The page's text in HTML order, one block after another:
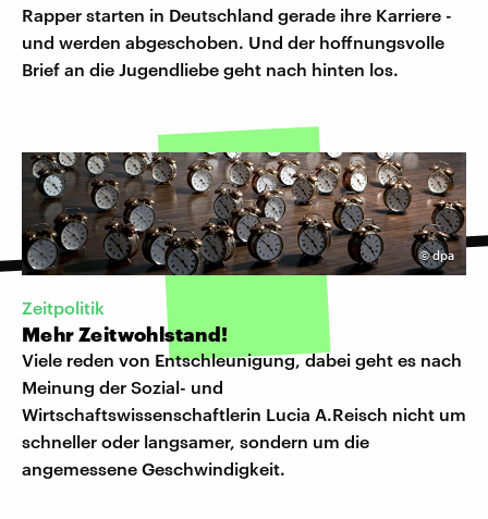
Rapper starten in Deutschland gerade ihre Karriere -
und werden abgeschoben. Und der hoffnungsvolle
Brief an die Jugendliebe geht nach hinten los.
©dpa
Zeitpolitik
Mehr Zeitwohlstand!
Viele reden von Entschleunigung, dabei geht es nach
Meinung der Sozial- und
Wirtschaftswissenschaftlerin Lucia A.Reisch nicht um
schneller oder langsamer, sondern um die
angemessene Geschwindigkeit.